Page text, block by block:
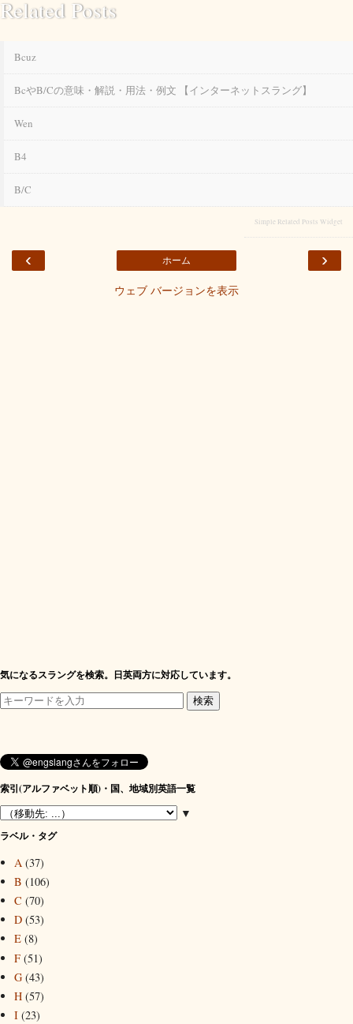
Related Posts
Bcuz
Bcやb/cの意味・解説・用法・例文 【インターネットスラング】
Wen
B4
B/c
Simple Related Posts Widget
‹ ›
ホーム
ウェブ バージョンを表示
気になるスラングを検索。日英両方に対応しています。
索引(アルファベット順)・国、地域別英語一覧
▼
ラベル・タグ
A (37)
B (106)
C (70)
D (53)
E (8)
F (51)
G (43)
H (57)
I (23)